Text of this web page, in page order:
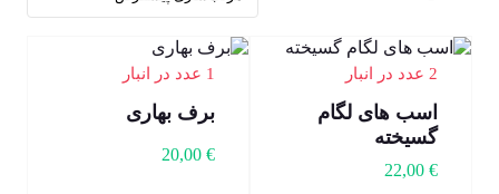
2 عدد در انبار
اسب های لگام
گسیخته
22,00 €
1 عدد در انبار
برف بهاری
20,00€